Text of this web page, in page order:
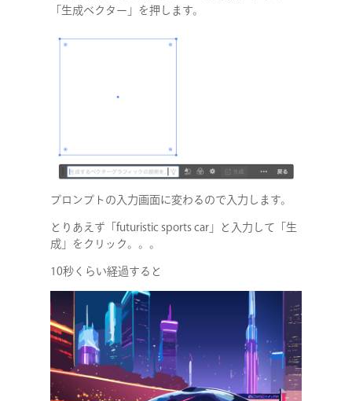
「生成ベクター」を押します。
プロンプトの入力画面に変わるので入力します。
とりあえず「futuristic sports car」と入力して「生
成」をクリック。。。
10秒くらい経過すると